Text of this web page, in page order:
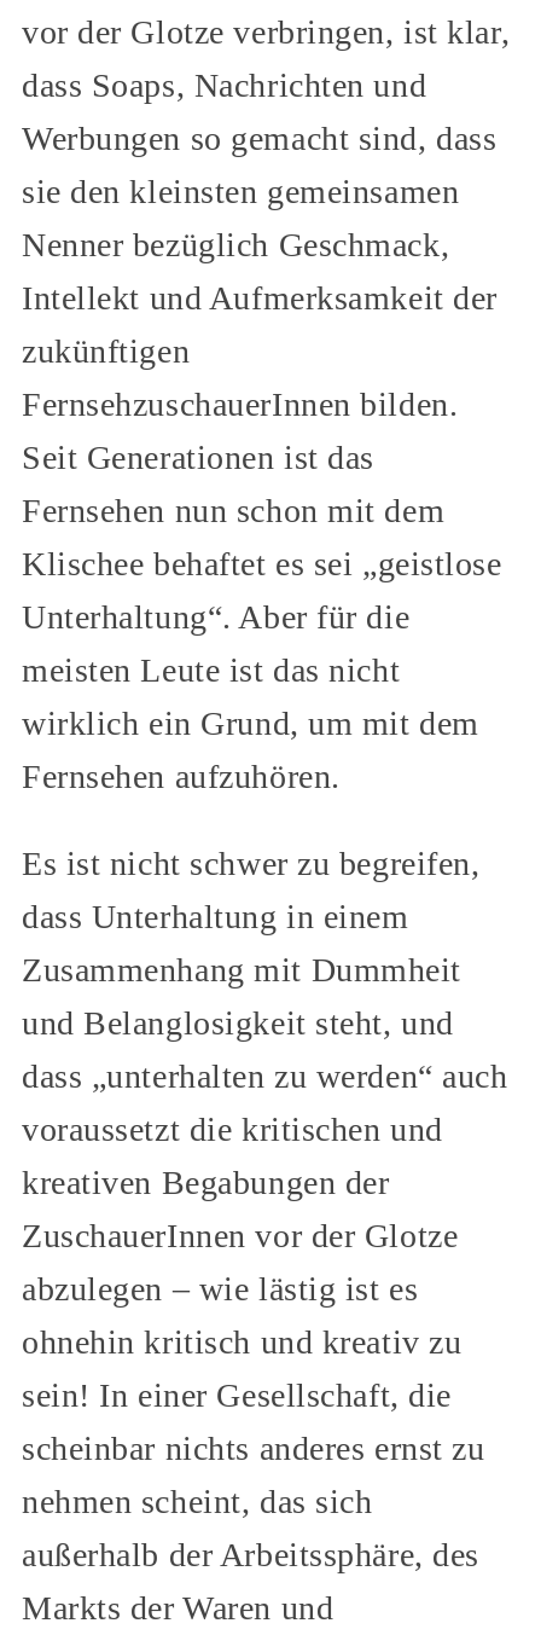
vor der Glotze verbringen, ist klar,
dass Soaps, Nachrichten und
Werbungen so gemacht sind, dass
sie den kleinsten gemeinsamen
Nenner bezüglich Geschmack,
Intellekt und Aufmerksamkeit der
zukünftigen
FernsehzuschauerInnen bilden.
Seit Generationen ist das
Fernsehen nun schon mit dem
Klischee behaftet es sei „geistlose
Unterhaltung“. Aber für die
meisten Leute ist das nicht
wirklich ein Grund, um mit dem
Fernsehen aufzuhören.
Es ist nicht schwer zu begreifen,
dass Unterhaltung in einem
Zusammenhang mit Dummheit
und Belanglosigkeit steht, und
dass „unterhalten zu werden“ auch
voraussetzt die kritischen und
kreativen Begabungen der
ZuschauerInnen vor der Glotze
abzulegen – wie lästig ist es
ohnehin kritisch und kreativ zu
sein! In einer Gesellschaft, die
scheinbar nichts anderes ernst zu
nehmen scheint, das sich
außerhalb der Arbeitssphäre, des
Markts der Waren und